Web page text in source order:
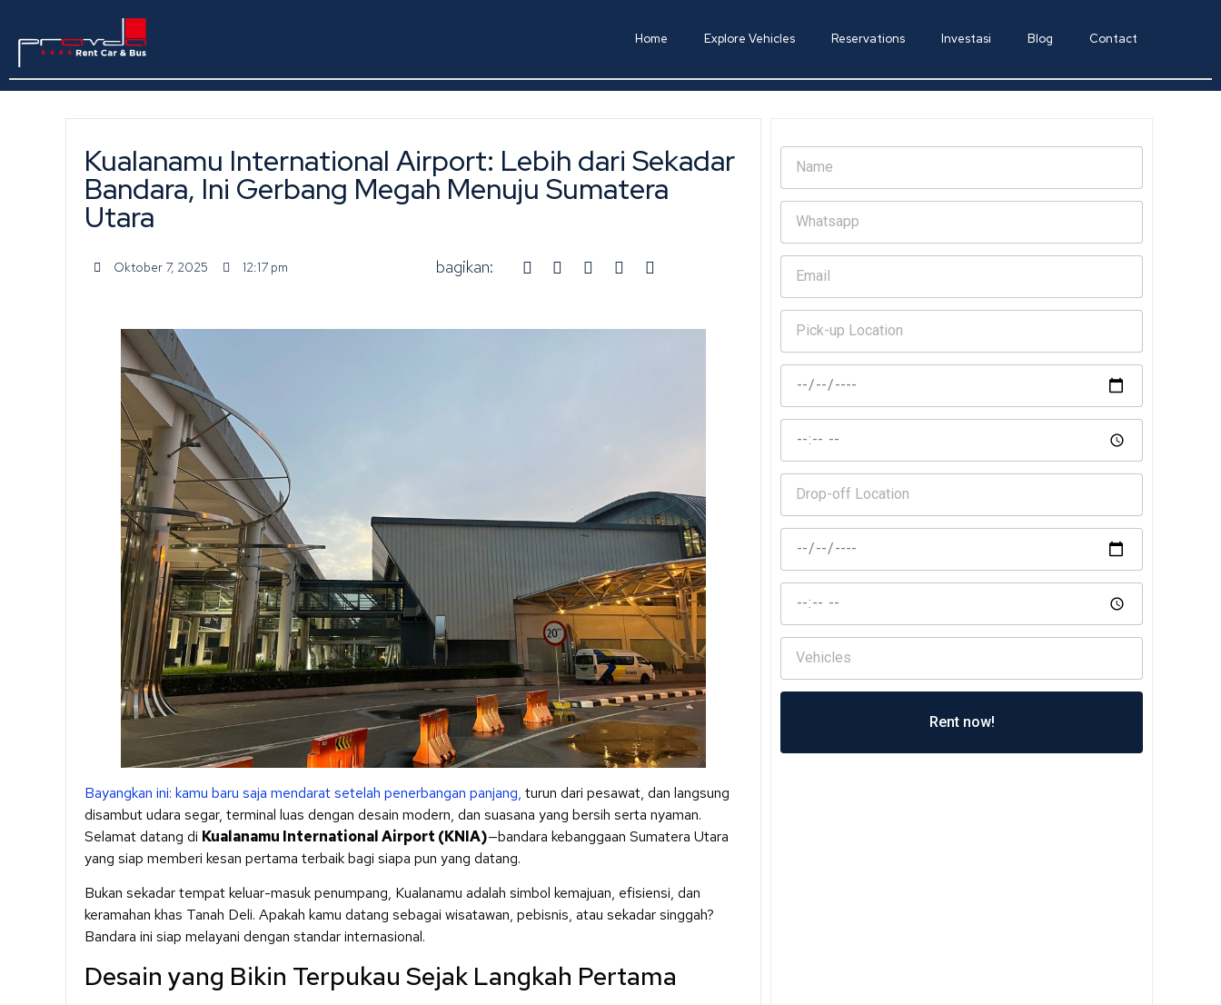
Home Explore Vehicles Reservations Investasi Blog Contact
Kualanamu International Airport: Lebih dari Sekadar
Bandara, Ini Gerbang Megah Menuju Sumatera
Utara
Oktober 7, 2025 12:17 pm bagikan:
Bayangkan ini: kamu baru saja mendarat setelah penerbangan panjang, turun dari pesawat, dan langsung
disambut udara segar, terminal luas dengan desain modern, dan suasana yang bersih serta nyaman.
Selamat datang di Kualanamu International Airport (KNIA)—bandara kebanggaan Sumatera Utara
yang siap memberi kesan pertama terbaik bagi siapa pun yang datang.
Bukan sekadar tempat keluar-masuk penumpang, Kualanamu adalah simbol kemajuan, efisiensi, dan
keramahan khas Tanah Deli. Apakah kamu datang sebagai wisatawan, pebisnis, atau sekadar singgah?
Bandara ini siap melayani dengan standar internasional.
Desain yang Bikin Terpukau Sejak Langkah Pertama
Rent now!